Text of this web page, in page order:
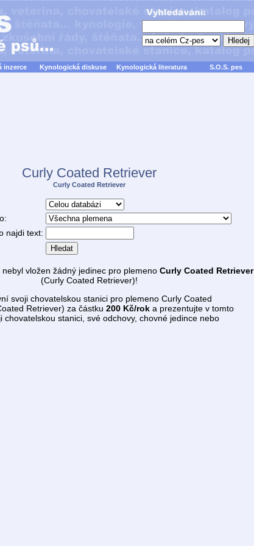
inzerce Kynologická diskuse Kynologická literatura S.O.S. pes
Curly Coated Retriever
Curly Coated Retriever
najdi text:
Hledat
vložen žádný jedinec pro plemeno Curly Coated Retriever
(Curly Coated Retriever)!
svoji chovatelskou stanici pro plemeno Curly Coated
Retriever) za částku 200 Kč/rok a prezentujte v tomto
chovatelskou stanici, své odchovy, chovné jedince nebo